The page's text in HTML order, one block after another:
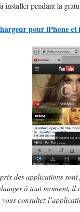
installer pendant la
pour iPhone
des applications
à tout moment,
consultez